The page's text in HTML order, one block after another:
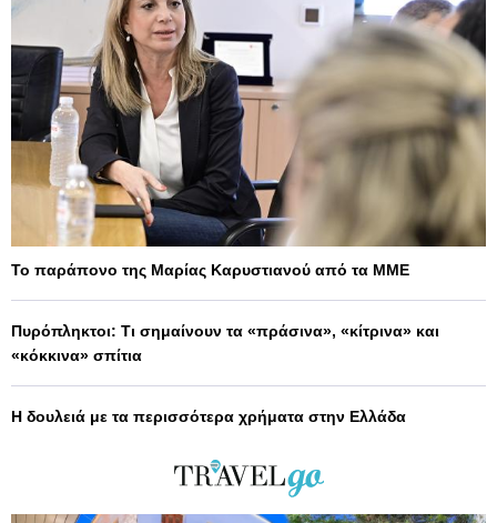
Το παράπονο της Μαρίας Καρυστιανού από τα ΜΜΕ
Πυρόπληκτοι: Τι σημαίνουν τα «πράσινα», «κίτρινα» και
«κόκκινα» σπίτια
Η δουλειά με τα περισσότερα χρήματα στην Ελλάδα